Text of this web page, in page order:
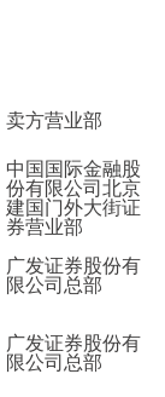
卖方营业部
中国国际金融股
份有限公司北京
建国门外大街证
券营业部
广发证券股份有
限公司总部
广发证券股份有
限公司总部